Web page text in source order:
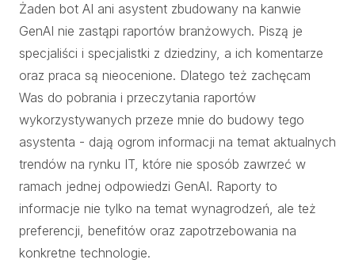
Żaden bot AI ani asystent zbudowany na kanwie
GenAI nie zastąpi raportów branżowych. Piszą je
specjaliści i specjalistki z dziedziny, a ich komentarze
oraz praca są nieocenione. Dlatego też zachęcam
Was do pobrania i przeczytania raportów
wykorzystywanych przeze mnie do budowy tego
asystenta - dają ogrom informacji na temat aktualnych
trendów na rynku IT, które nie sposób zawrzeć w
ramach jednej odpowiedzi GenAI. Raporty to
informacje nie tylko na temat wynagrodzeń, ale też
preferencji, benefitów oraz zapotrzebowania na
konkretne technologie.